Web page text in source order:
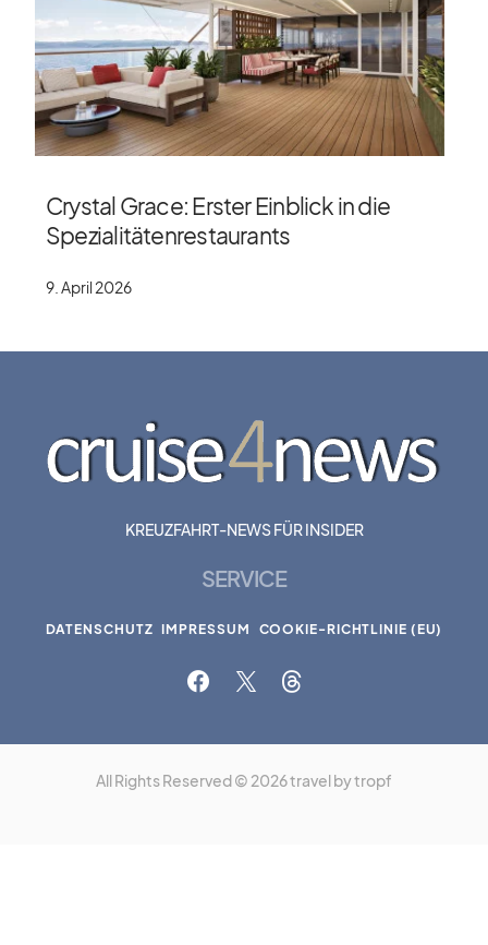
Crystal Grace: Erster Einblick in die
Spezialitätenrestaurants
9. April 2026
KREUZFAHRT-NEWS FÜR INSIDER
SERVICE
DATENSCHUTZ IMPRESSUM COOKIE-RICHTLINIE (EU)
All Rights Reserved © 2026 travel by tropf